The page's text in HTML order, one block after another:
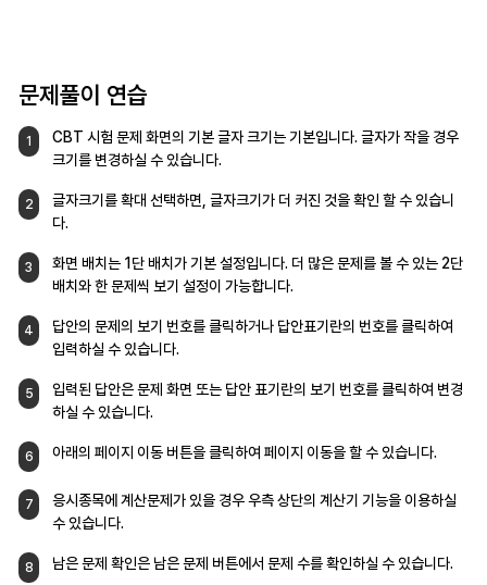
문제풀이 연습
1 CBT 시험 문제 화면의 기본 글자 크기는 기본입니다. 글자가 작을 경우
크기를 변경하실 수 있습니다.
2 글자크기를 확대 선택하면, 글자크기가 더 커진 것을 확인 할 수 있습니
다.
3 화면 배치는 1단 배치가 기본 설정입니다. 더 많은 문제를 볼 수 있는 2단
배치와 한문제씩 보기 설정이 가능합니다.
4 답안의 문제의 보기 번호를 클릭하거나 답안표기란의 번호를 클릭하여
입력하실 수있습니다.
5 입력된 답안은 문제 화면 또는 답안 표기란의 보기 번호를 클릭하여 변경
하실 수 있습니다.
6 아래의 페이지 이동 버튼을 클릭하여 페이지 이동을 할 수 있습니다.
7 응시종목에 계산문제가 있을 경우 우측 상단의계산기 기능을 이용하실
수 있습니다.
8 남은 문제 확인은 남은 문제 버튼에서 문제 수를확인하실 수 있습니다.